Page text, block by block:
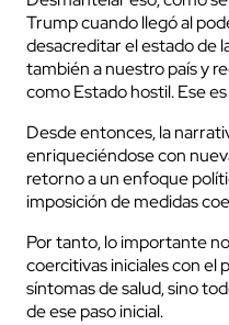
Trump cuando llegó al
desacreditar el estado de
también a nuestro país y
como Estado hostil. Ese
Desde entonces, la
enriqueciéndose con
retorno a un enfoque
imposición de medidas
Por tanto, lo importante
coercitivas iniciales con el
síntomas de salud, sino
de ese paso inicial.